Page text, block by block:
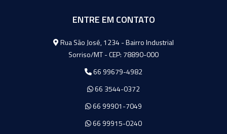
ENTRE EM CONTATO
Agromeq
Rua São José, 1234 - Bairro Industrial
Sorriso/MT - CEP: 78890-000
66 99679-4982
66 3544-0372
66 99901-7049
66 99915-0240